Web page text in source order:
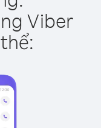
Viber